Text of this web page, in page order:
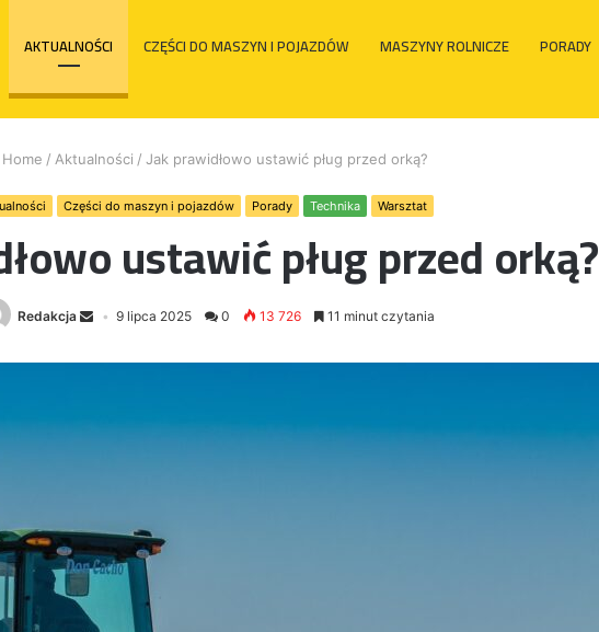
AKTUALNOŚCI CZĘŚCI DO MASZYN I POJAZDÓW MASZYNY ROLNICZE PORADY
/ Aktualności / Jak prawidłowo ustawić pług przed orką?
Części do maszyn i pojazdów Porady Technika Warsztat
ustawić pług przed orką?
Redakcja 9 lipca 2025 0 13 726 11 minut czytania